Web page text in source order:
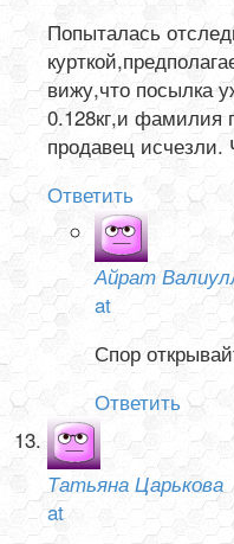
Попыталась
вижу,что посылка
0.128кг,и фамилия
продавец исчезли.
Ответить
Айрат
at
Спор
Ответить
Татьяна Царькова
at